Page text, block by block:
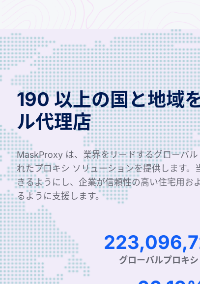
190 以上の国と地域
ル代理店
MaskProxy は、業界をリードするグローバ
れたプロキシ ソリューションを提供します
きるようにし、企業が信頼性の高い住宅用お
るように支援します。
グローバルプロキ